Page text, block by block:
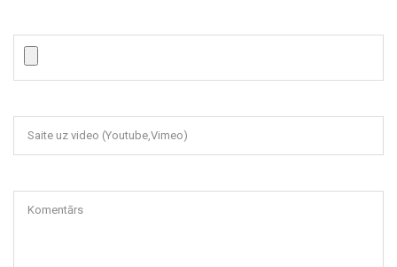
Saite uz video (Youtube,Vimeo)
Komentārs